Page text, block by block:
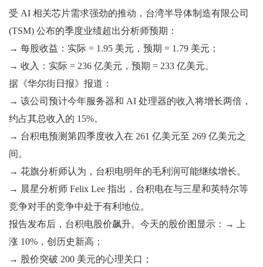
受 AI 相关芯片需求强劲的推动，台湾半导体制造有限公司
(TSM) 公布的季度业绩超出分析师预期：
→ 每股收益：实际 = 1.95 美元，预期 = 1.79 美元；
→ 收入：实际 = 236 亿美元，预期 = 233 亿美元。
据《华尔街日报》报道：
→ 该公司预计今年服务器和 AI 处理器的收入将增长两倍，
约占其总收入的 15%。
→ 台积电预测第四季度收入在 261 亿美元至 269 亿美元之
间。
→ 花旗分析师认为，台积电明年的毛利润可能继续增长。
→ 晨星分析师 Felix Lee 指出，台积电在与三星和英特尔等
竞争对手的竞争中处于有利地位。
报告发布后，台积电股价飙升。今天的股价图显示：→ 上
涨 10%，创历史新高；
→ 股价突破 200 美元的心理关口；